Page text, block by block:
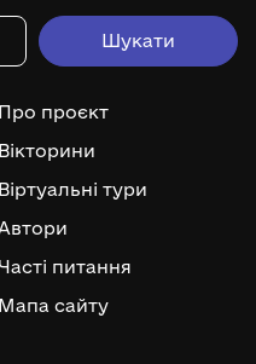
Про проєкт
Вікторини
Віртуальні тури
Часті питання
Мапа сайту